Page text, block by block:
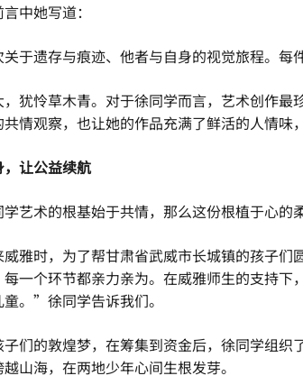
中她写道：
关于遗存与痕迹、他者与自身的视觉旅程。
，犹怜草木青。对于徐同学而言，艺术创作
情观察，也让她的作品充满了鲜活的人情味
让公益续航
艺术的根基始于共情，那么这份根植于心的
威雅时，为了帮甘肃省武威市长城镇的孩子
一个环节都亲力亲为。在威雅师生的支持
。”徐同学告诉我们。
子们的敦煌梦，在筹集到资金后，徐同学组
山海，在两地少年心间生根发芽。